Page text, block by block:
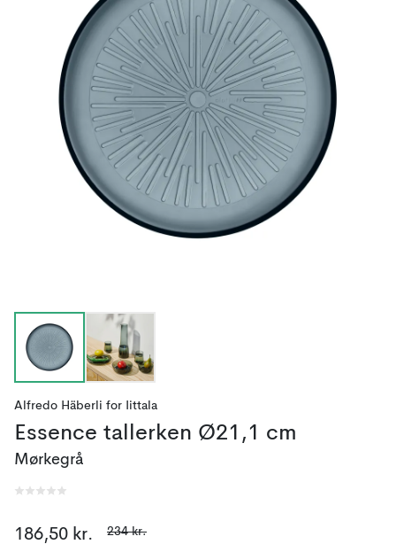
Alfredo Häberli for Iittala
Essence tallerken Ø21,1 cm
Mørkegrå
186,50 kr. 234 kr.